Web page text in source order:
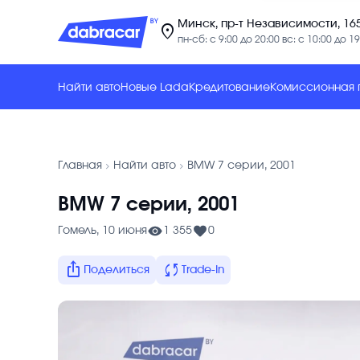
location_on Минск, пр-т Независимости,
пн-сб: с 9:00 до 20:00 вс: с 10:00 до
Найти автоНовые Lada КредитованиеКомиссионная
Главная chevron_forward Найти авто chevron_forward BMW 7 серии, 2001
BMW 7 серии, 2001
Гомель, 10 июня 1 355 0
ios_share Поделиться sync Trade-In